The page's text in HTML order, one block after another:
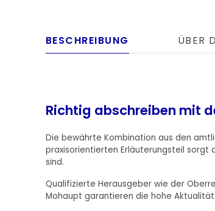
BESCHREIBUNG ÜBER
Richtig abschreiben mit
Die bewährte Kombination aus den
praxisorientierten Erläuterungsteil sorgt
sind.
Qualifizierte Herausgeber wie der
Mohaupt garantieren die hohe